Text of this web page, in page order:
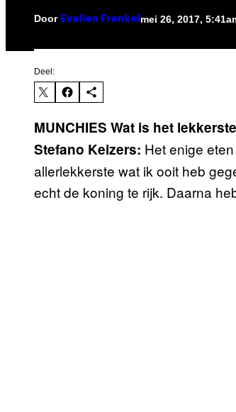
Door Evelien Frenkel mei 26, 2017,
Deel:
MUNCHIES Wat is het
Stefano Keizers: Het enige
allerlekkerste wat ik ooit heb
echt de koning te rijk. Daarna